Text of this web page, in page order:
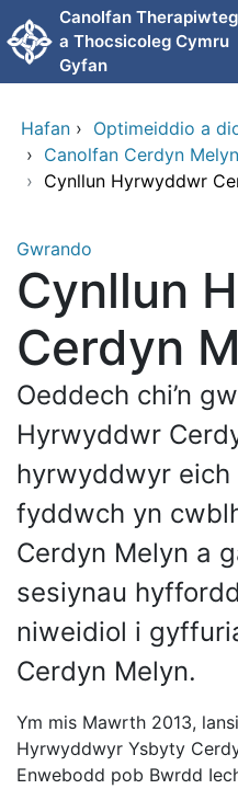
Neidio i'r prif gynnwy
Canolfan Therapiwteg
a Thocsicoleg Cymru
Gyfan
Hafan › Optimeiddio a
› Canolfan Cerdyn
› Cynllun Hyrwyddwr
Gwrando
Cynllun
Cerdyn
Oeddech chi’n
Hyrwyddwr
hyrwyddwyr
fyddwch yn
Cerdyn Melyn a
sesiynau
niweidiol i
Cerdyn Melyn.
Ym mis Mawrth 2013,
Hyrwyddwyr Ysbyty
Enwebodd pob Bwrdd